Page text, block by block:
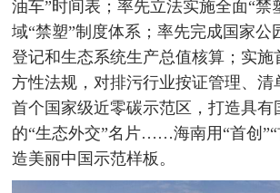
油车”时间表；率先立法实施全面“禁
域“禁塑”制度体系；率先完成国家公
登记和生态系统生产总值核算；实施
方性法规，对排污行业按证管理、清
首个国家级近零碳示范区，打造具有
的“生态外交”名片……海南用“首创
造美丽中国示范样板。